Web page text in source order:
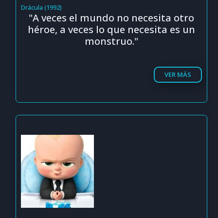
Drácula (1992)
"A veces el mundo no necesita otro
héroe, a veces lo que necesita es un
monstruo."
VER MÁS